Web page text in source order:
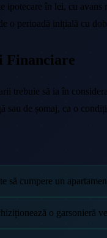
ipotecare în lei, cu
o perioadă inițială cu
Financiare
trebuie să ia în
sau de șomaj, ca o
să cumpere un
o garsonieră